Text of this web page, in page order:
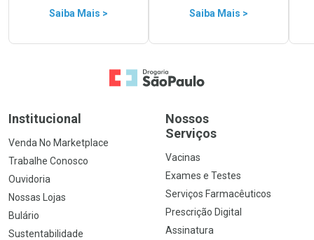
Saiba Mais > Saiba Mais >
Ir para a Home
Institucional
Venda No Marketplace
Trabalhe Conosco
Ouvidoria
Nossas Lojas
Bulário
Sustentabilidade
Nossos
Serviços
Vacinas
Exames e Testes
Serviços Farmacêuticos
Prescrição Digital
Assinatura